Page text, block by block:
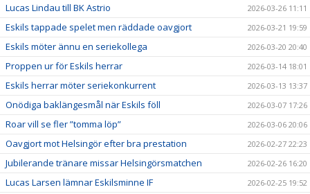
Lucas Lindau till BK Astrio 2026-03-26 11:11
Eskils tappade spelet men räddade oavgjort 2026-03-21 19:59
Eskils möter ännu en seriekollega 2026-03-20 20:40
Proppen ur för Eskils herrar 2026-03-14 18:01
Eskils herrar möter seriekonkurrent 2026-03-13 13:37
Onödiga baklängesmål när Eskils föll 2026-03-07 17:26
Roar vill se fler ”tomma löp” 2026-03-06 20:06
Oavgjort mot Helsingör efter bra prestation 2026-02-27 22:23
Jubilerande tränare missar Helsingörsmatchen 2026-02-26 16:20
Lucas Larsen lämnar Eskilsminne IF 2026-02-25 19:52